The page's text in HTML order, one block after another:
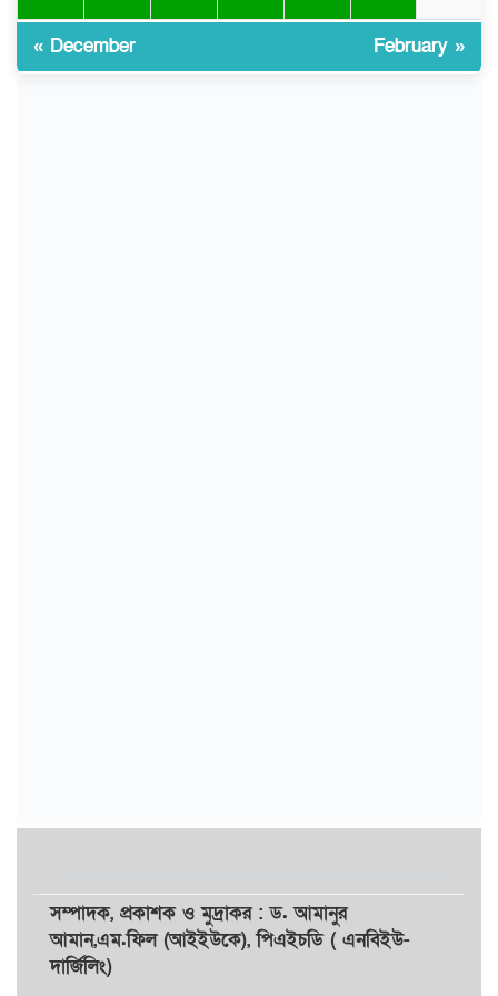
« December February »
সম্পাদক, প্রকাশকওমুদ্রাকর: ড. আমানুর
আমান,এম.ফিল (আইইউকে), পিএইচডি ( এনবিইউ-
দার্জিলিং)